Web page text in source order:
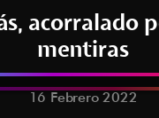
acorralado
mentiras
16 Febrero 2022